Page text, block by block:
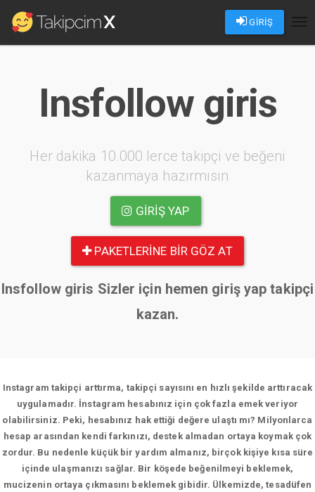
GİRİŞ
Insfollow giris
Her dakika 10.000 lerce takipçi ve beğeni
kazanmaya hazırmısın
GIRIŞ YAP
PAKETLERINE BIR GÖZ AT
Insfollow giris Sizler için hemen giriş yap takipçi
kazan.
Instagram takipçi arttırma, takipçi sayısını en hızlı şekilde arttıracak
uygulamadır. İnstagram hesabınız için çok fazla emek veriyor
olabilirsiniz. Peki, hesabınız hak ettiği değere ulaştı mı? Milyonlarca
hesap arasından kendi farkınızı, destek almadan ortaya koymak çok
zordur. Bu nedenle küçük bir yardım almanız, birçok kişiye kısa süre
içinde ulaşmanızı sağlar. Bir köşede beğenilmeyi beklemek,
mucizenin ortaya çıkmasını beklemek gibidir. Ülkemizde, tesadüfen